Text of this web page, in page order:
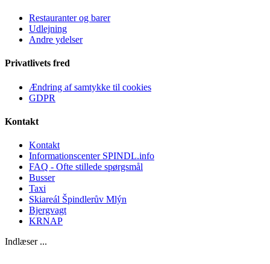
Restauranter og barer
Udlejning
Andre ydelser
Privatlivets fred
Ændring af samtykke til cookies
GDPR
Kontakt
Kontakt
Informationscenter SPINDL.info
FAQ - Ofte stillede spørgsmål
Busser
Taxi
Skiareál Špindlerův Mlýn
Bjergvagt
KRNAP
Indlæser ...